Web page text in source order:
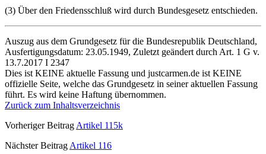
(3) Über den Friedensschluß wird durch Bundesgesetz entschieden.
Auszug aus dem Grundgesetz für die Bundesrepublik Deutschland,
Ausfertigungsdatum: 23.05.1949, Zuletzt geändert durch Art. 1 G v.
13.7.2017 I 2347
Dies ist KEINE aktuelle Fassung und justcarmen.de ist KEINE
offizielle Seite, welche das Grundgesetz in seiner aktuellen Fassung
führt. Es wird keine Haftung übernommen.
Zurück zum Inhaltsverzeichnis
Vorheriger Beitrag Artikel 115k
Nächster Beitrag Artikel 116